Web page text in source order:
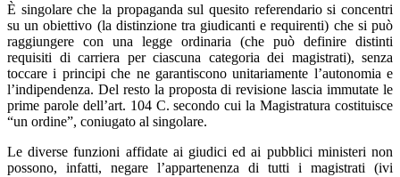
È singolare che la propaganda sul quesito referendario si concentri
su un obiettivo (la distinzione tra giudicanti e requirenti) che si può
raggiungere con una legge ordinaria (che può definire distinti
requisiti di carriera per ciascuna categoria dei magistrati), senza
toccare i principi che ne garantiscono unitariamente l’autonomia e
l’indipendenza. Del resto la proposta di revisione lascia immutate le
prime parole dell’art. 104 C. secondo cui la Magistratura costituisce
“un ordine”, coniugato al singolare.
Le diverse funzioni affidate ai giudici ed ai pubblici ministeri non
possono, infatti, negare l’appartenenza di tutti i magistrati (ivi